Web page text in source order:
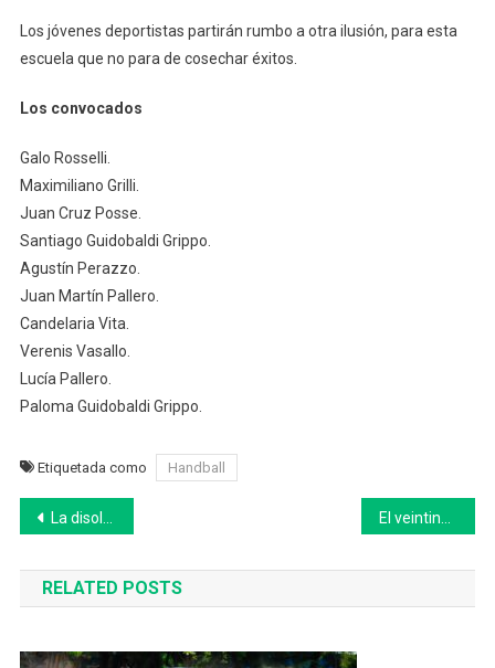
Los jóvenes deportistas partirán rumbo a otra ilusión, para esta
escuela que no para de cosechar éxitos.
Los convocados
Galo Rosselli.
Maximiliano Grilli.
Juan Cruz Posse.
Santiago Guidobaldi Grippo.
Agustín Perazzo.
Juan Martín Pallero.
Candelaria Vita.
Verenis Vasallo.
Lucía Pallero.
Paloma Guidobaldi Grippo.
Etiquetada como Handball
Navegación
de
entradas
La disolución conyugal, ¿es un problema familiar?
RELATED POSTS